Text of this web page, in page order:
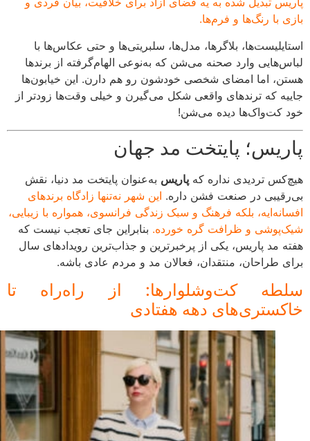
بازی با رنگ‌ها و فرم‌ها.
استایلیست‌ها، بلاگرها، مدل‌ها، سلبریتی‌ها و حتی عکاس‌ها با
لباس‌هایی وارد صحنه می‌شن که به‌نوعی الهام‌گرفته از برندها
هستن، اما امضای شخصی خودشون رو هم دارن. این خیابون‌ها
جاییه که ترندهای واقعی شکل می‌گیرن و خیلی وقت‌ها زودتر از
خود کت‌واک‌ها دیده می‌شن!
پاریس؛ پایتخت مد جهان
هیچ‌کس تردیدی نداره که پاریسبه‌عنوان پایتخت مد دنیا، نقش
بی‌رقیبی در صنعت فشن داره. این شهر نه‌تنها زادگاه برندهای
افسانه‌ایه، بلکه فرهنگ و سبک زندگی فرانسوی، همواره با زیبایی،
شیک‌پوشی و ظرافت گره خورده.بنابراین جای تعجب نیست که
هفته مد پاریس، یکی از پرخبرترین و جذاب‌ترین رویدادهای سال
برای طراحان، منتقدان، فعالان مد و مردم عادی باشه.
سلطه کت‌و‌شلوارها: از راه‌راه تا
خاکستری‌های دهه هفتادی